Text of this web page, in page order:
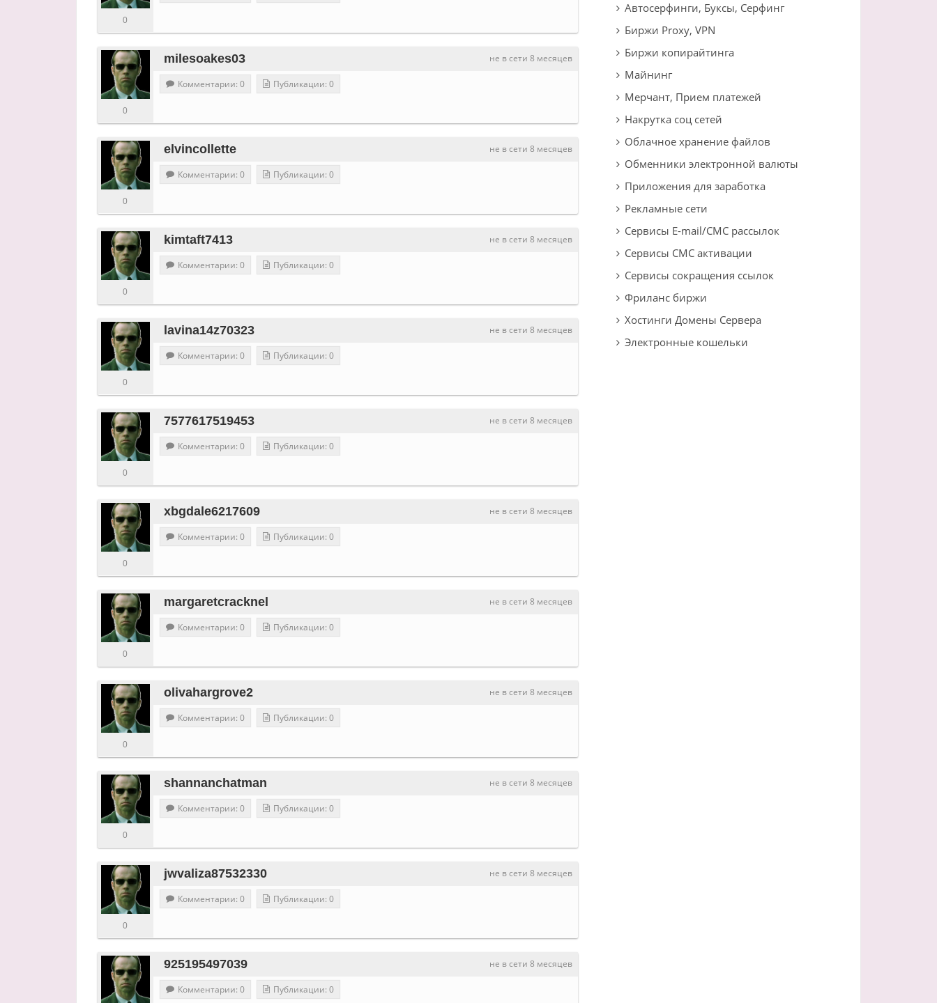
0
не в сети 8 месяцев
milesoakes03
0
Комментарии: 0 Публикации: 0
не в сети 8 месяцев
elvincollette
0
Комментарии: 0 Публикации: 0
не в сети 8 месяцев
kimtaft7413
0
Комментарии: 0 Публикации: 0
не в сети 8 месяцев
lavina14z70323
0
Комментарии: 0 Публикации: 0
не в сети 8 месяцев
7577617519453
0
Комментарии: 0 Публикации: 0
не в сети 8 месяцев
xbgdale6217609
0
Комментарии: 0 Публикации: 0
не в сети 8 месяцев
margaretcracknel
0
Комментарии: 0 Публикации: 0
не в сети 8 месяцев
olivahargrove2
0
Комментарии: 0 Публикации: 0
не в сети 8 месяцев
shannanchatman
0
Комментарии: 0 Публикации: 0
не в сети 8 месяцев
jwvaliza87532330
0
Комментарии: 0 Публикации: 0
не в сети 8 месяцев
925195497039
Комментарии: 0 Публикации: 0
Автосерфинги, Буксы, Серфинг
Биржи Proxy, VPN
Биржи копирайтинга
Майнинг
Мерчант, Прием платежей
Накрутка соц сетей
Облачное хранение файлов
Обменники электронной валюты
Приложения для заработка
Рекламные сети
Сервисы E-mail/СМС рассылок
Сервисы СМС активации
Сервисы сокращения ссылок
Фриланс биржи
Хостинги Домены Сервера
Электронные кошельки